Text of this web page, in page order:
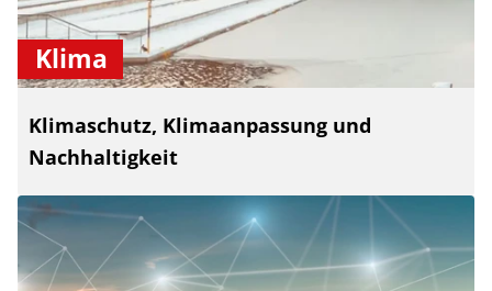
Klima
Klimaschutz, Klimaanpassung und
Nachhaltigkeit